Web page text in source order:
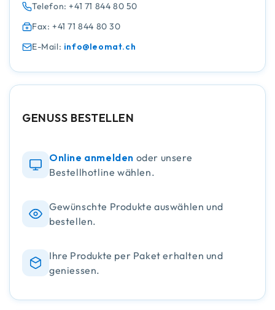
Telefon: +41 71 844 80 50
Fax: +41 71 844 80 30
E-Mail: info@leomat.ch
GENUSS BESTELLEN
Online anmelden oder unsere
Bestellhotline wählen.
Gewünschte Produkte auswählen und
bestellen.
Ihre Produkte per Paket erhalten und
geniessen.